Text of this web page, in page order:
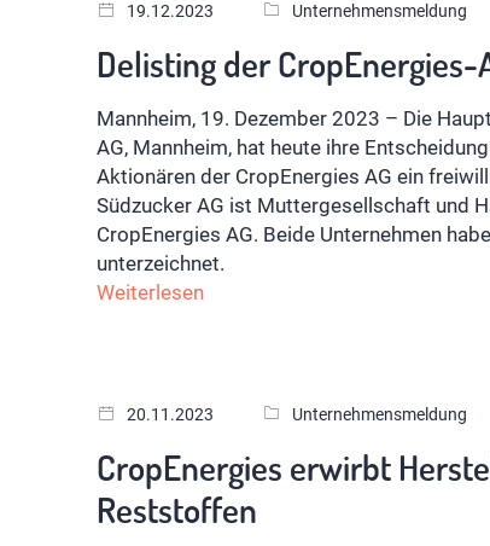
19.12.2023 Unternehmensmeldung
Delisting der
Mannheim, 19. Dezember 2023 – Die
AG, Mannheim, hat heute ihre
Aktionären der CropEnergies AG ein
Südzucker AG ist Muttergesellschaft und
CropEnergies AG. Beide Unternehmen
unterzeichnet.
Weiterlesen
20.11.2023 Unternehmensmeldung
CropEnergies erwirbt
Reststoffen